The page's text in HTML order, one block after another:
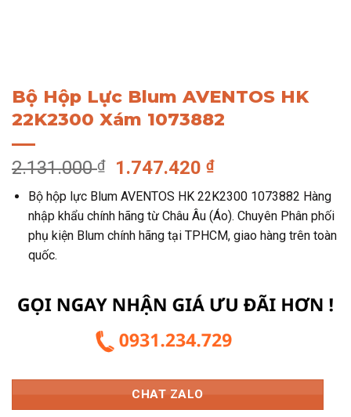
Bộ Hộp Lực Blum AVENTOS HK
22K2300 Xám 1073882
2.131.000₫
Giá
gốc
là:
2.131.000 ₫.
1.747.420₫Giá
hiện
tại
là:
1.747.420 ₫.
Bộ hộp lực Blum AVENTOS HK 22K2300 1073882 Hàng
nhập khẩu chính hãng từ Châu Âu (Áo). Chuyên Phân phối
phụ kiện Blum chính hãng tại TPHCM, giao hàng trên toàn
quốc.
CHAT ZALO